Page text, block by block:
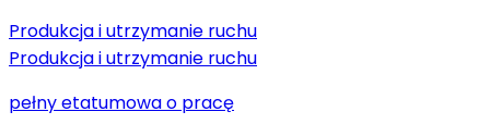
Produkcja i utrzymanie ruchu
Produkcja i utrzymanie ruchu
pełny etatumowa o pracę